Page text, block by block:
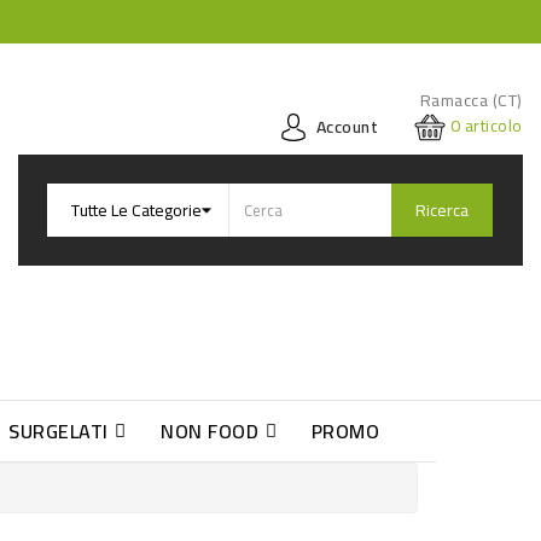
Ramacca (CT)
Account
0articolo
Ricerca
SURGELATI NON FOOD PROMO